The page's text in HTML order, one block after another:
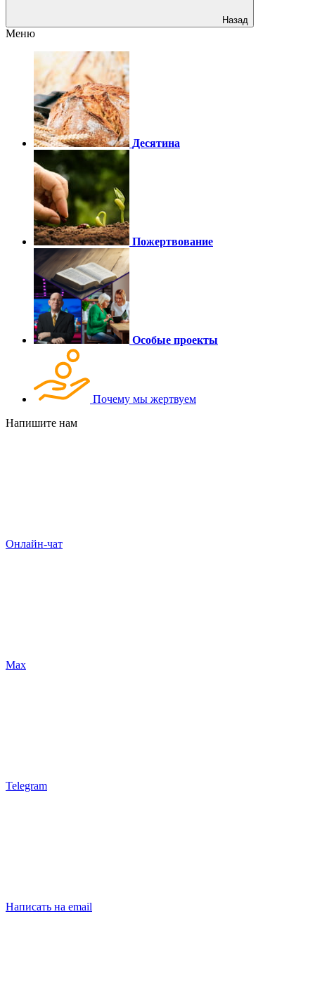
Назад
Меню
Десятина
Пожертвование
Особые проекты
Почему мы жертвуем
Напишите нам
Онлайн-чат
Max
Telegram
Написать на email